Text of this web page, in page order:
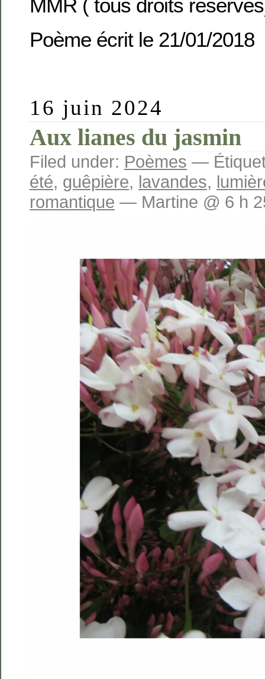
MMR ( tous droits
Poème écrit le 21/01/2018
16 juin 2024
Aux lianes du jasmin
Filed under: Poèmes —
été, guêpière, lavandes,
romantique — Martine @ 6 h